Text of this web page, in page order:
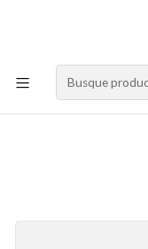
Nuestro
Compre por la web para